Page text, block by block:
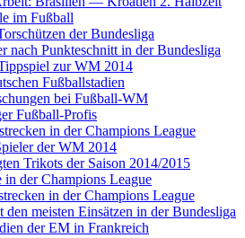
im Fußball
der Bundesliga
nach Punkteschnitt in der Bundesliga
zur WM 2014
Fußballstadien
bei Fußball-WM
Fußball-Profis
in der Champions League
der WM 2014
Trikots der Saison 2014/2015
in der Champions League
in der Champions League
den meisten Einsätzen in der Bundesliga
der EM in Frankreich